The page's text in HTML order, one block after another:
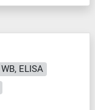
WB, ELISA